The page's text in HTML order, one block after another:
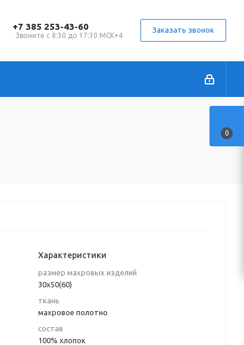
+7 385 253-43-60
Звоните с 8:30 до 17:30 МСК+4
Заказать звонок
Характеристики
размер махровых изделий
30х50(60)
ткань
махровое полотно
состав
100% хлопок
0